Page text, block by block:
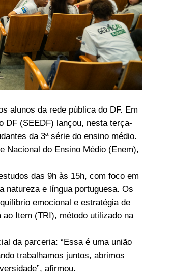
alunos da rede pública do DF. Em
DF (SEEDF) lançou, nesta terça-
da 3ª série do ensino médio.
Nacional do Ensino Médio (Enem),
das 9h às 15h, com foco em
natureza e língua portuguesa. Os
emocional e estratégia de
Item (TRI), método utilizado na
da parceria: “Essa é uma união
trabalhamos juntos, abrimos
afirmou.